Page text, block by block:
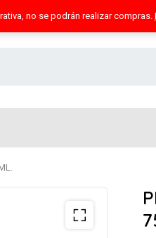
no se podrán realizar compras.